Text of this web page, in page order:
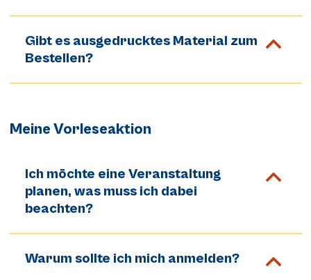
Gibt es ausgedrucktes Material zum
Bestellen?
Meine Vorleseaktion
Ich möchte eine Veranstaltung
planen, was muss ich dabei
beachten?
Warum sollte ich mich anmelden?